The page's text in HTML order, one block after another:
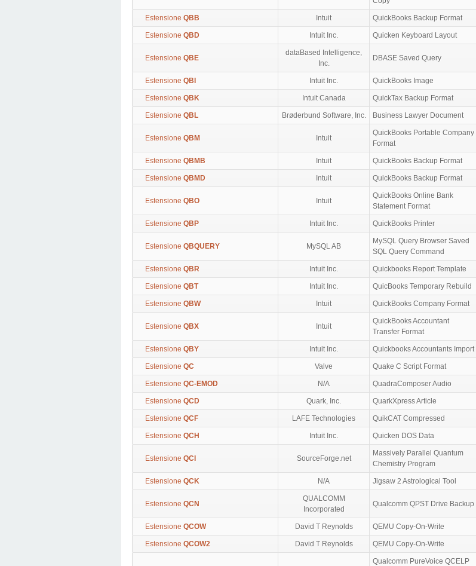
Estensione QBB Intuit QuickBooks Backup Format
Estensione QBD Intuit Inc. Quicken Keyboard Layout
Estensione QBE
dataBased Intelligence,
Inc.
DBASE Saved Query
Estensione QBI Intuit Inc. QuickBooks Image
Estensione QBK Intuit Canada QuickTax Backup Format
Estensione QBL Brøderbund Software, Inc. Business Lawyer Document
Estensione QBM Intuit
QuickBooks Portable Company
Format
Estensione QBMB Intuit QuickBooks Backup Format
Estensione QBMD Intuit QuickBooks Backup Format
Estensione QBO Intuit
QuickBooks Online Bank
Statement Format
Estensione QBP Intuit Inc. QuickBooks Printer
Estensione QBQUERY MySQL AB
MySQL Query Browser Saved
SQL Query Command
Estensione QBR Intuit Inc. Quickbooks Report Template
Estensione QBT Intuit Inc. QuicBooks Temporary Rebuild
Estensione QBW Intuit QuickBooks Company Format
Estensione QBX Intuit
QuickBooks Accountant
Transfer Format
Estensione QBY Intuit Inc. Quickbooks Accountants Import
Estensione QC Valve Quake C Script Format
Estensione QC-EMOD N/A QuadraComposer Audio
Estensione QCD Quark, Inc. QuarkXpress Article
Estensione QCF LAFE Technologies QuikCAT Compressed
Estensione QCH Intuit Inc. Quicken DOS Data
Estensione QCI SourceForge.net
Massively Parallel Quantum
Chemistry Program
Estensione QCK N/A Jigsaw 2 Astrological Tool
Estensione QCN
QUALCOMM
Incorporated
Qualcomm QPST Drive Backup
Estensione QCOW David T Reynolds QEMU Copy-On-Write
Estensione QCOW2 David T Reynolds QEMU Copy-On-Write
Qualcomm PureVoice QCELP